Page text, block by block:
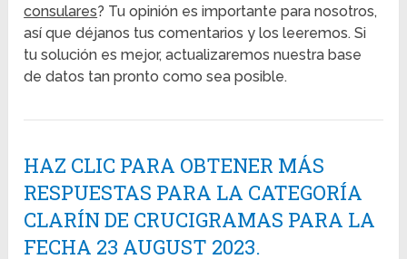
consulares? Tu opinión es importante para nosotros,
así que déjanos tus comentarios y los leeremos. Si
tu solución es mejor, actualizaremos nuestra base
de datos tan pronto como sea posible.
HAZ CLIC PARA OBTENER MÁS
RESPUESTAS PARA LA CATEGORÍA
CLARÍN DE CRUCIGRAMAS PARA LA
FECHA 23 AUGUST 2023.